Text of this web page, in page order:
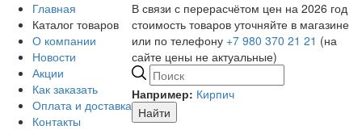
Главная
Каталог товаров
О компании
Новости
Акции
Как заказать
Оплата и доставка
Контакты
В связи с перерасчётом цен на 2026 год
стоимость товаров уточняйте в магазине
или по телефону +7 980 370 21 21 (на
сайте цены не актуальные)
Например: Кирпич
Найти